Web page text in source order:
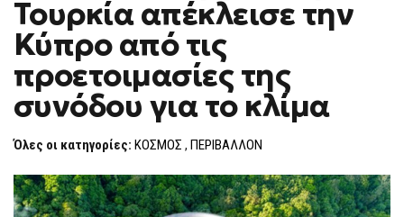
ΤΟΥΡΚΊΑ
ΑΠΈΚΛΕΙΣΕ
ΤΗΝ
ΚΎΠΡΟ
ΑΠΌ
ΤΙΣ
ΠΡΟΕΤΟΙΜΑΣΊΕΣ
ΤΗΣ
ΓΙΑ
ΤΟ
Τουρκία απέκλεισε την
Κύπρο από τις
προετοιμασίες της
συνόδου για το κλίμα
Όλες οι κατηγορίες: ΚΟΣΜΟΣ , ΠΕΡΙΒΑΛΛΟΝ